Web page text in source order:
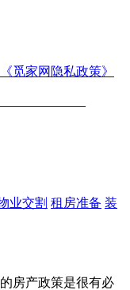
《觅家网隐私政策》
业交割 租房准备 装
房产政策是很有必